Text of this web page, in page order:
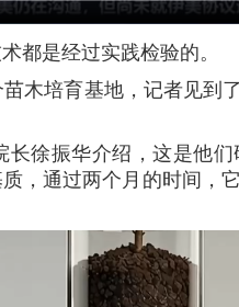
都是经过实践检验的。
木培育基地，记者见到
徐振华介绍，这是他
，通过两个月的时间，